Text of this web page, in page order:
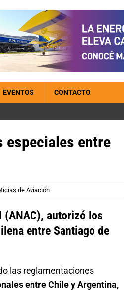
EVENTOS CONTACTO
especiales entre
de Aviación
(ANAC), autorizó los
entre Santiago de
las reglamentaciones
entre Chile y Argentina,